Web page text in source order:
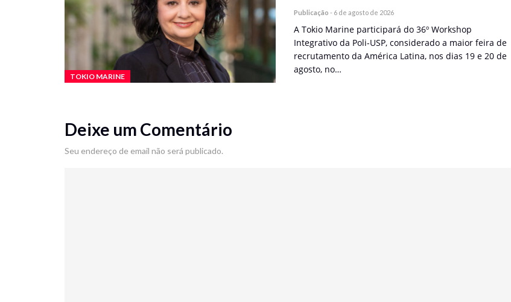
TOKIO MARINE
Publicação - 6 de agosto de 2026
A Tokio Marine participará do 36º Workshop
Integrativo da Poli-USP, considerado a maior feira de
recrutamento da América Latina, nos dias 19 e 20 de
agosto, no…
Deixe um Comentário
Seu endereço de email não será publicado.